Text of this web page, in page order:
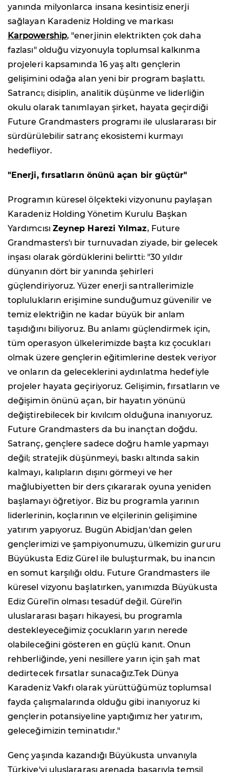
yanında milyonlarca insana kesintisiz enerji
sağlayan Karadeniz Holding ve markası
Karpowership, "enerjinin elektrikten çok daha
fazlası" olduğu vizyonuyla toplumsal kalkınma
projeleri kapsamında 16 yaş altı gençlerin
gelişimini odağa alan yeni bir program başlattı.
Satrancı; disiplin, analitik düşünme ve liderliğin
okulu olarak tanımlayan şirket, hayata geçirdiği
Future Grandmasters programı ile uluslararası bir
sürdürülebilir satranç ekosistemi kurmayı
hedefliyor.
"Enerji, fırsatların önünü açan bir güçtür"
Programın küresel ölçekteki vizyonunu paylaşan
Karadeniz Holding Yönetim Kurulu Başkan
Yardımcısı Zeynep Harezi Yılmaz, Future
Grandmasters'ı bir turnuvadan ziyade, bir gelecek
inşası olarak gördüklerini belirtti: "30 yıldır
dünyanın dört bir yanında şehirleri
güçlendiriyoruz. Yüzer enerji santrallerimizle
toplulukların erişimine sunduğumuz güvenilir ve
temiz elektriğin ne kadar büyük bir anlam
taşıdığını biliyoruz. Bu anlamı güçlendirmek için,
tüm operasyon ülkelerimizde başta kız çocukları
olmak üzere gençlerin eğitimlerine destek veriyor
ve onların da geleceklerini aydınlatma hedefiyle
projeler hayata geçiriyoruz. Gelişimin, fırsatların ve
değişimin önünü açan, bir hayatın yönünü
değiştirebilecek bir kıvılcım olduğuna inanıyoruz.
Future Grandmasters da bu inançtan doğdu.
Satranç, gençlere sadece doğru hamle yapmayı
değil; stratejik düşünmeyi, baskı altında sakin
kalmayı, kalıpların dışını görmeyi ve her
mağlubiyetten bir ders çıkararak oyuna yeniden
başlamayı öğretiyor. Biz bu programla yarının
liderlerinin, koçlarının ve elçilerinin gelişimine
yatırım yapıyoruz. Bugün Abidjan'dan gelen
gençlerimizi ve şampiyonumuzu, ülkemizin gururu
Büyükusta Ediz Gürel ile buluşturmak, bu inancın
en somut karşılığı oldu. Future Grandmasters ile
küresel vizyonu başlatırken, yanımızda Büyükusta
Ediz Gürel'in olması tesadüf değil. Gürel'in
uluslararası başarı hikayesi, bu programla
destekleyeceğimiz çocukların yarın nerede
olabileceğini gösteren en güçlü kanıt. Onun
rehberliğinde, yeni nesillere yarın için şah mat
dedirtecek fırsatlar sunacağız.Tek Dünya
Karadeniz Vakfı olarak yürüttüğümüz toplumsal
fayda çalışmalarında olduğu gibi inanıyoruz ki
gençlerin potansiyeline yaptığımız her yatırım,
geleceğimizin teminatıdır."
Genç yaşında kazandığı Büyükusta unvanıyla
Türkiye'yi uluslararası arenada başarıyla temsil